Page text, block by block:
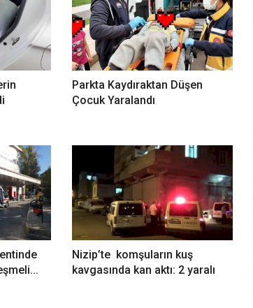
Parkta Kaydıraktan Düşen
Çocuk Yaralandı
Nizip’te komşuların kuş
kavgasında kan aktı: 2 yaralı